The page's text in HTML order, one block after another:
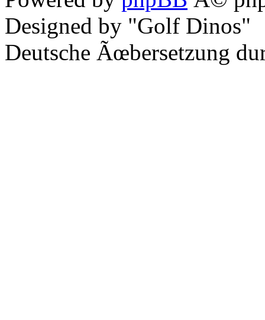
Designed by "Golf Dinos"
Deutsche Ãœbersetzung